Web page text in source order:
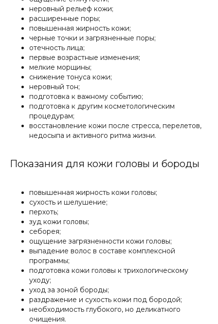
неровный рельеф кожи;
расширенные поры;
повышенная жирность кожи;
черные точки и загрязненные поры;
отечность лица;
первые возрастные изменения;
мелкие морщины;
снижение тонуса кожи;
неровный тон;
подготовка к важному событию;
подготовка к другим косметологическим
процедурам;
восстановление кожи после стресса, перелетов,
недосыпа и активного ритма жизни.
Показания для кожи головы и бороды
повышенная жирность кожи головы;
сухость и шелушение;
перхоть;
зуд кожи головы;
себорея;
ощущение загрязненности кожи головы;
выпадение волос в составе комплексной
программы;
подготовка кожи головы к трихологическому
уходу;
уход за зоной бороды;
раздражение и сухость кожи под бородой;
необходимость глубокого, но деликатного
очищения.